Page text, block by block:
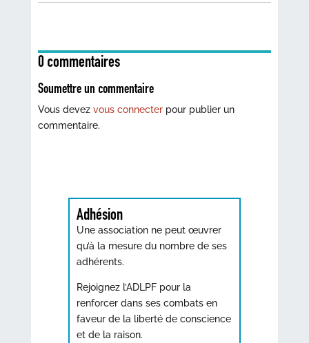
0 commentaires
Soumettre un commentaire
Vous devez vous connecterpour publier un
commentaire.
Adhésion
Une association ne peut œuvrer
qu’à la mesure du nombre de ses
adhérents.
Rejoignez l’ADLPF pour la
renforcer dans ses combats en
faveur de la liberté de conscience
et de la raison.